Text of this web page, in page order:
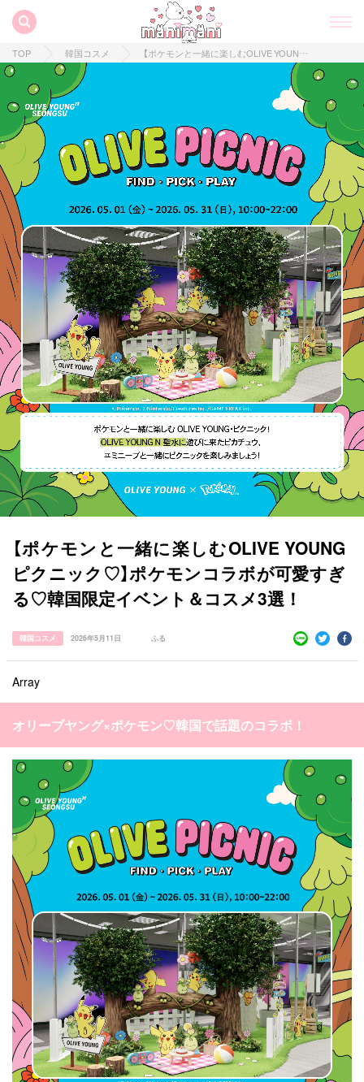
manimani について
カテゴリー一覧
タグ一覧
キュレーター一覧
運営会社
プライバシーポリシー
お問い合わせ
韓国 オルチャン 韓国コスメ 韓国トレンド
韓国旅行
コスメ
kpop トレンド 韓国メイク
オルチャンメイク twice 人気 アイドル
韓国ドラマ カフェ かわいい
TOP 韓国コスメ 【ポケモンと一緒に楽しむOLIVE YOUNGピクニック♡】ポケモンコラボが可愛すぎる♡韓国限定イベント＆コスメ3選！
【ポケモンと一緒に楽しむOLIVE YOUNG
ピクニック♡】ポケモンコラボが可愛すぎ
る♡韓国限定イベント＆コスメ3選！
韓国コスメ 2026年5月11日 ふる
Array
オリーブヤング×ポケモン♡韓国で話題のコラボ！